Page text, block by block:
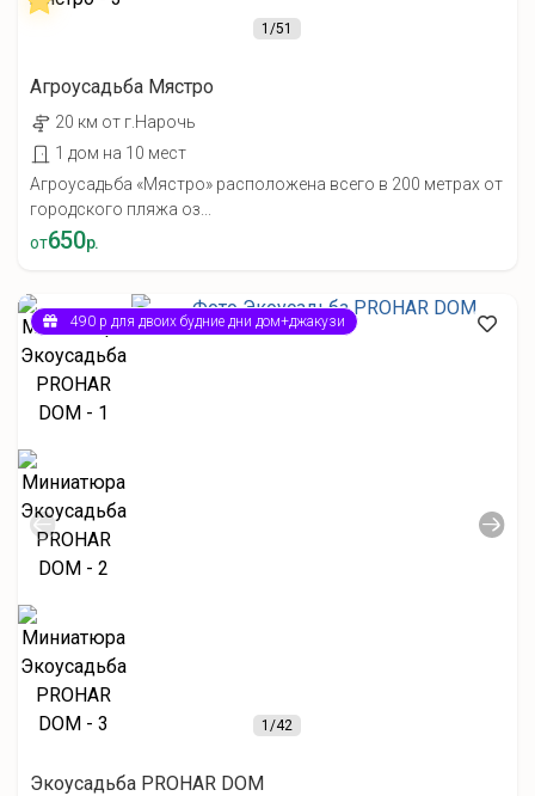
1/51
Агроусадьба Мястро
20 км от г.Нарочь
1 дом на 10 мест
Агроусадьба «Мястро» расположена всего в 200 метрах от
городского пляжа оз...
от650р.
1/42
490 р для двоих будние дни дом+джакузи
Экоусадьба PROHAR DOM